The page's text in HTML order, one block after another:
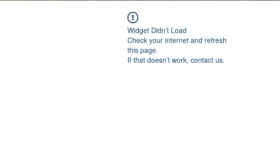
Widget Didn’t Load
Check your internet and refresh
this page.
If that doesn’t work, contact us.